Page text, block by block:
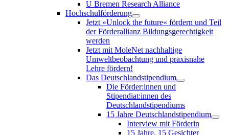
U Bremen Research Alliance
Hochschulförderung
Jetzt »Unlock the future« fördern und Teil
der Förderallianz Bildungsgerechtigkeit
werden
Jetzt mit MoleNet nachhaltige
Umweltbeobachtung und praxisnahe
Lehre fördern!
Das Deutschlandstipendium
Die Förder:innen und
Stipendiat:innen des
Deutschlandstipendiums
15 Jahre Deutschlandstipendium
Interview mit Förderin
15 Jahre, 15 Gesichter